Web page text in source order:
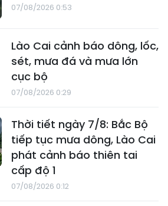
07/08/2026 0:53
Lào Cai cảnh báo dông, lốc,
sét, mưa đá và mưa lớn
cục bộ
07/08/2026 0:29
Thời tiết ngày 7/8: Bắc Bộ
tiếp tục mưa dông, Lào Cai
phát cảnh báo thiên tai
cấp độ 1
07/08/2026 0:12